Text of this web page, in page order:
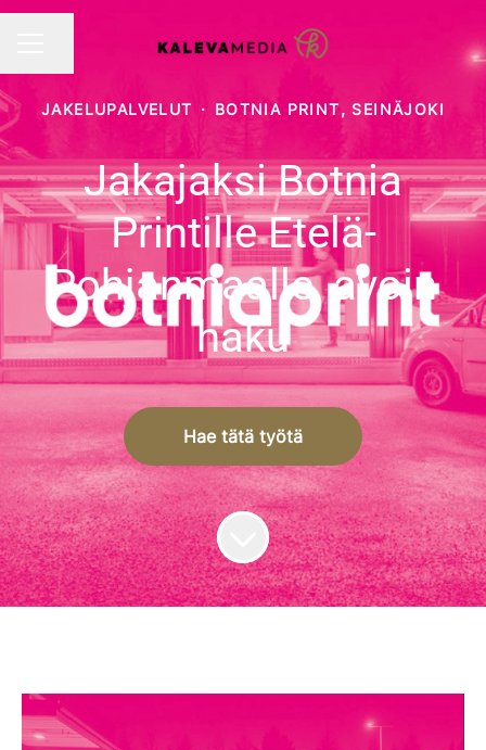
JAKELUPALVELUT · BOTNIA PRINT, SEINÄJOKI
Jakajaksi Botnia
Printille Etelä-
Pohjanmaalle, avoin
haku
Hae tätä työtä